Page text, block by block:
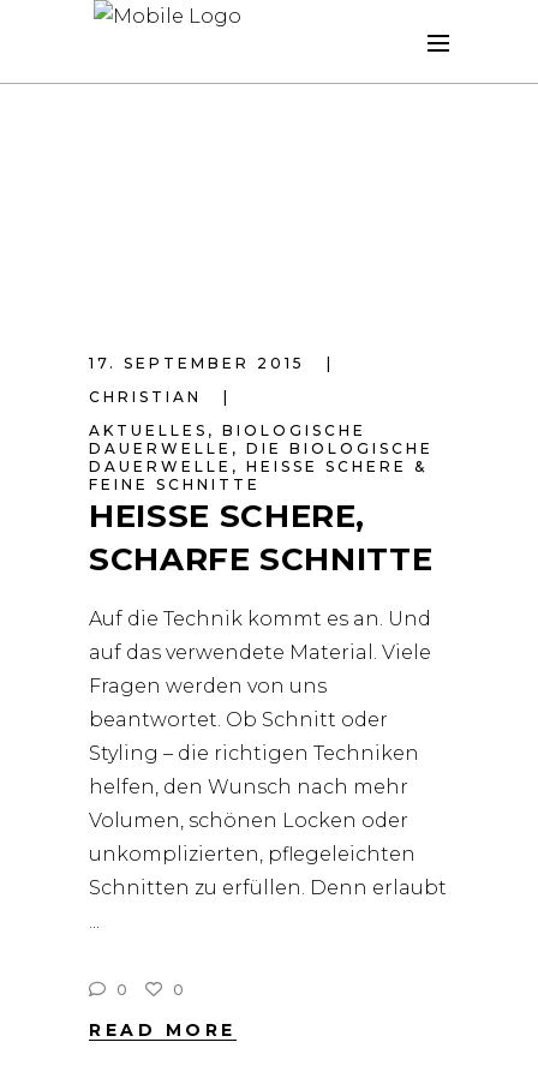
17. SEPTEMBER 2015
CHRISTIAN
AKTUELLES , BIOLOGISCHE
DAUERWELLE , DIE BIOLOGISCHE
DAUERWELLE , HEISSE SCHERE & F
EINE SCHNITTE
HEISSE SCHERE, S
CHARFE SCHNITTE
Auf die Technik kommt es an. Und
auf das verwendete Material. Viele
Fragen werden von uns
beantwortet. Ob Schnitt oder
Styling – die richtigen Techniken
helfen, den Wunsch nach mehr
Volumen, schönen Locken oder
unkomplizierten, pflegeleichten
Schnitten zu erfüllen. Denn erlaubt
0 0
READ MORE